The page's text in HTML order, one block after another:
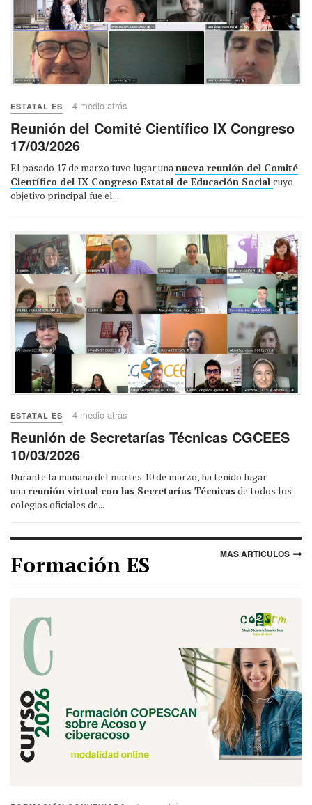
ESTATAL ES 4 medio atrás
Reunión del Comité Científico IX Congreso
17/03/2026
El pasado 17 de marzo tuvo lugar una nueva reunión del Comité
Científico del IX Congreso Estatal de Educación Social cuyo
objetivo principal fue el...
ESTATAL ES 4 medio atrás
Reunión de Secretarías Técnicas CGCEES
10/03/2026
Durante la mañana del martes 10 de marzo, ha tenido lugar
una reunión virtual con las Secretarías Técnicas de todos los
colegios oficiales de...
Formación ES MAS ARTICULOS